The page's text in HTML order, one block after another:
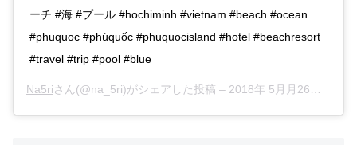
ーチ #海 #プール #hochiminh #vietnam #beach #ocean
#phuquoc #phúquốc #phuquocisland #hotel #beachresort
#travel #trip #pool #blue
Na5riさん(@na_5ri)がシェアした投稿 – 2018年 5月月26日午後10時26分PDT